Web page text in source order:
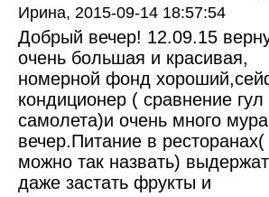
Ирина, 2015-09-14 18:57:54
Добрый вечер! 12.09.15
очень большая и красивая,
номерной фонд
кондиционер ( сравнение гул
самолета)и очень много
вечер.Питание в
можно так назвать)
даже застать фрукты и